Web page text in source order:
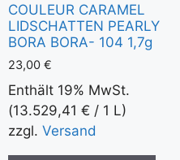
COULEUR CARAMEL
LIDSCHATTEN PEARLY
BORA BORA- 104 1,7g
23,00 €
Enthält 19% MwSt.
(13.529,41 € / 1 L)
zzgl. Versand